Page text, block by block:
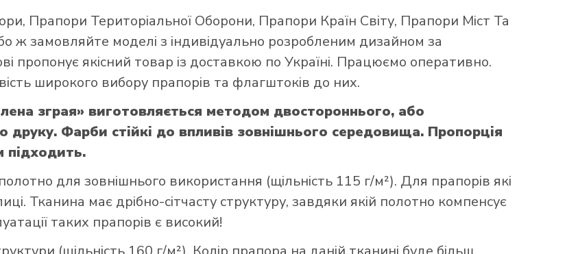
, Прапори Територіальної Оборони, Прапори Країн Світу, Прапори Міст Та
ж замовляйте моделі з індивідуально розробленим дизайном за
пропонує якісний товар із доставкою по Україні. Працюємо оперативно.
широкого вибору прапорів та флагштоків до них.
зграя» виготовляється методом двостороннього, або
друку. Фарби стійкі до впливів зовнішнього середовища. Пропорція
підходить.
для зовнішнього використання (щільність 115 г/м²). Для прапорів які
Тканина має дрібно-сітчасту структуру, завдяки якій полотно компенсує
таких прапорів є високий!